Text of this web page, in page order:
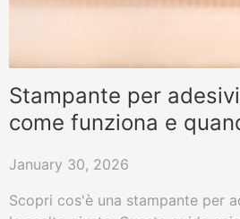
Stampante per
come funziona e
January 30, 2026
Scopri cos'è una stampante per